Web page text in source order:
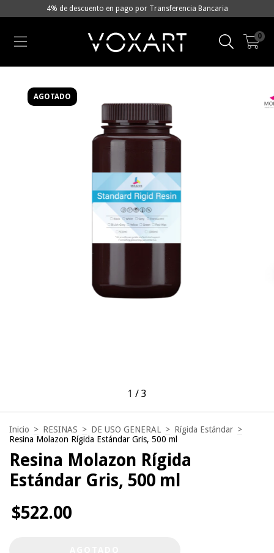
4% de descuento en pago por Transferencia Bancaria
0
AGOTADO
1 / 3
Inicio > RESINAS > DE USO GENERAL > Rígida Estándar >
Resina Molazon Rígida Estándar Gris, 500 ml
Resina Molazon Rígida
Estándar Gris, 500 ml
$522.00